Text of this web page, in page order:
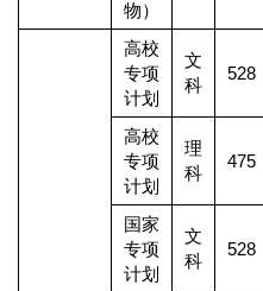
物）
高校
专项
计划
文
科
528
高校
专项
计划
理
科
475
国家
专项
计划
文
科
528